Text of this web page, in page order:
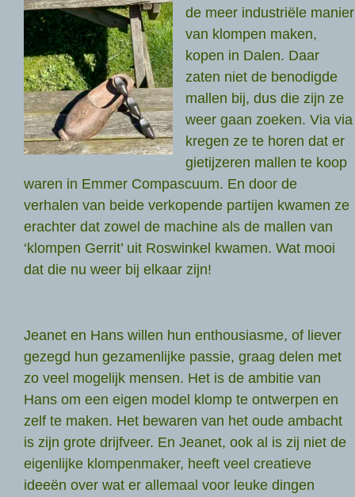
de meer industriële manier
van klompen maken,
kopen in Dalen. Daar
zaten niet de benodigde
mallen bij, dus die zijn ze
weer gaan zoeken. Via via
kregen ze te horen dat er
gietijzeren mallen te koop
waren in Emmer Compascuum. En door de
verhalen van beide verkopende partijen kwamen ze
erachter dat zowel de machine als de mallen van
‘klompen Gerrit’ uit Roswinkel kwamen. Wat mooi
dat die nu weer bij elkaar zijn!
Jeanet en Hans willen hun enthousiasme, of liever
gezegd hun gezamenlijke passie, graag delen met
zo veel mogelijk mensen. Het is de ambitie van
Hans om een eigen model klomp te ontwerpen en
zelf te maken. Het bewaren van het oude ambacht
is zijn grote drijfveer. En Jeanet, ook al is zij niet de
eigenlijke klompenmaker, heeft veel creatieve
ideeën over wat er allemaal voor leuke dingen